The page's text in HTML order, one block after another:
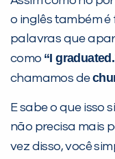
o inglês também
palavras que
como “I
chamamos de
E sabe o que isso
não precisa mais
vez disso, você
PEÇA UMA
inFlux